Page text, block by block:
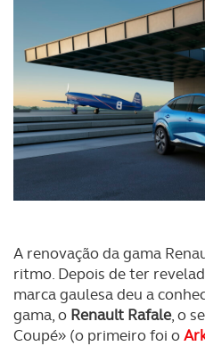
A renovação da gama
ritmo. Depois de ter
marca gaulesa deu a
gama, o Renault Rafale, o
Coupé» (o primeiro foi o